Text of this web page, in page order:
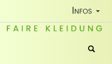
Toggle
Infos